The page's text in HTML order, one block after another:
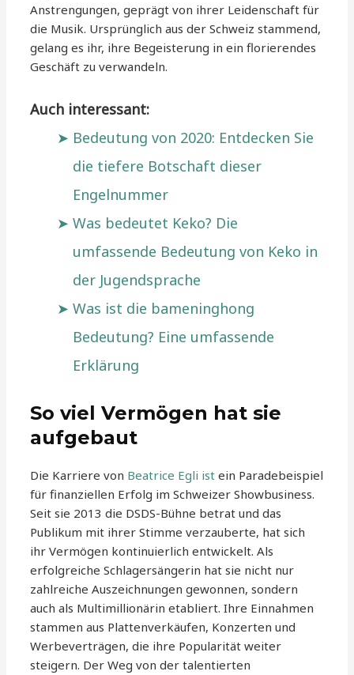
Anstrengungen, geprägt von ihrer Leidenschaft für
die Musik. Ursprünglich aus der Schweiz stammend,
gelang es ihr, ihre Begeisterung in ein florierendes
Geschäft zu verwandeln.
Auch interessant:
Bedeutung von 2020: Entdecken Sie
die tiefere Botschaft dieser
Engelnummer
Was bedeutet Keko? Die
umfassende Bedeutung von Keko in
der Jugendsprache
Was ist die bameninghong
Bedeutung? Eine umfassende
Erklärung
So viel Vermögen hat sie
aufgebaut
Die Karriere von Beatrice Egli ist ein Paradebeispiel
für finanziellen Erfolg im Schweizer Showbusiness.
Seit sie 2013 die DSDS-Bühne betrat und das
Publikum mit ihrer Stimme verzauberte, hat sich
ihr Vermögen kontinuierlich entwickelt. Als
erfolgreiche Schlagersängerin hat sie nicht nur
zahlreiche Auszeichnungen gewonnen, sondern
auch als Multimillionärin etabliert. Ihre Einnahmen
stammen aus Plattenverkäufen, Konzerten und
Werbeverträgen, die ihre Popularität weiter
steigern. Der Weg von der talentierten